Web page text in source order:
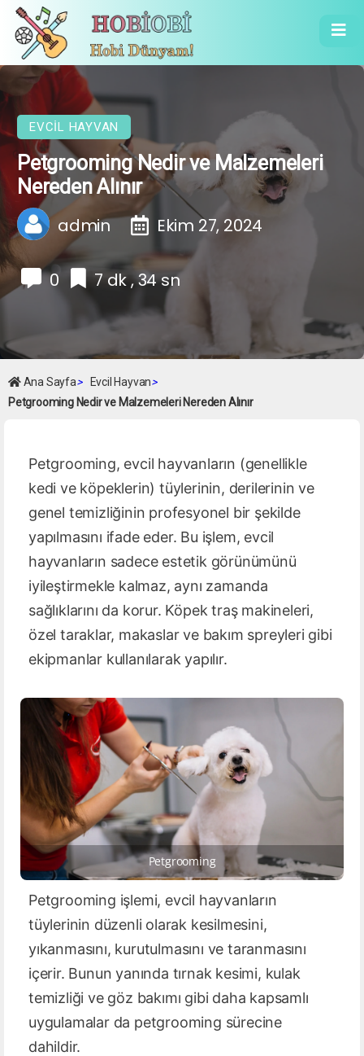
EVCIL HAYVAN
Petgrooming Nedir ve Malzemeleri
Nereden Alınır
admin Ekim 27, 2024
0 7 dk , 34 sn
Ana Sayfa> Evcil Hayvan>
Petgrooming Nedir ve Malzemeleri Nereden Alınır
Petgrooming, evcil hayvanların (genellikle
kedi ve köpeklerin) tüylerinin, derilerinin ve
genel temizliğinin profesyonel bir şekilde
yapılmasını ifade eder. Bu işlem, evcil
hayvanların sadece estetik görünümünü
iyileştirmekle kalmaz, aynı zamanda
sağlıklarını da korur. Köpek traş makineleri,
özel taraklar, makaslar ve bakım spreyleri gibi
ekipmanlar kullanılarak yapılır.
Petgrooming
Petgrooming işlemi, evcil hayvanların
tüylerinin düzenli olarak kesilmesini,
yıkanmasını, kurutulmasını ve taranmasını
içerir. Bunun yanında tırnak kesimi, kulak
temizliği ve göz bakımı gibi daha kapsamlı
uygulamalar da petgrooming sürecine
dahildir.